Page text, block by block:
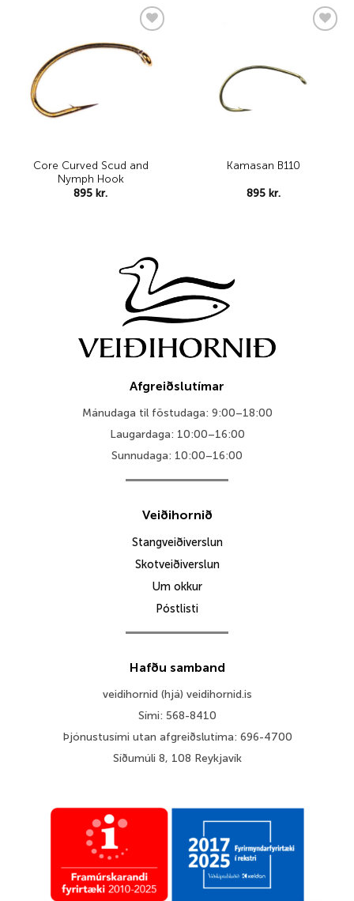
wishlist
Core Curved Scud and
Nymph Hook
895 kr.
Kamasan B110
895 kr.
Afgreiðslutímar
Mánudaga til föstudaga: 9:00–18:00
Laugardaga: 10:00–16:00
Sunnudaga: 10:00–16:00
Veiðihornið
Stangveiðiverslun
Skotveiðiverslun
Um okkur
Póstlisti
Hafðu samband
veidihornid (hjá) veidihornid.is
Sími: 568-8410
Þjónustusími utan afgreiðslutíma: 696-4700
Síðumúli 8, 108 Reykjavík